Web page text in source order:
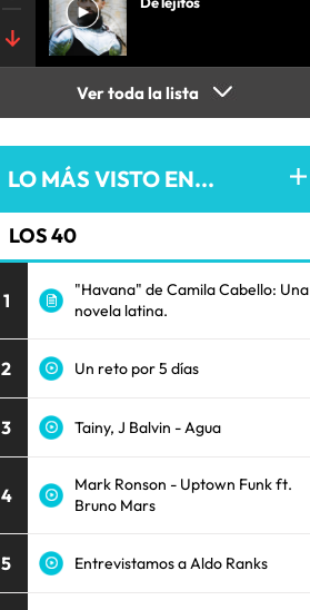
Ver toda la lista
LO MÁS VISTO EN...
LOS 40
1
"Havana" de Camila Cabello: Una
novela latina.
2 Un reto por 5 días
3 Tainy, J Balvin - Agua
4
Mark Ronson - Uptown Funk ft.
Bruno Mars
5 Entrevistamos a Aldo Ranks